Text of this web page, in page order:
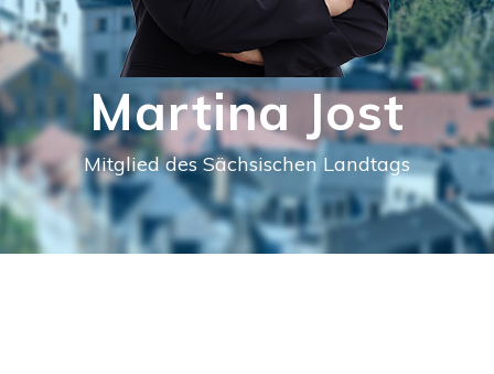
Martina Jost
Mitglied des Sächsischen Landtags